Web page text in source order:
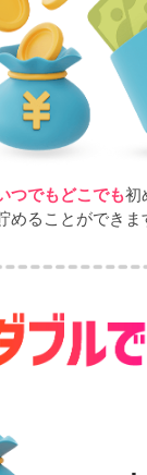
つでもどこでも初
めることができま